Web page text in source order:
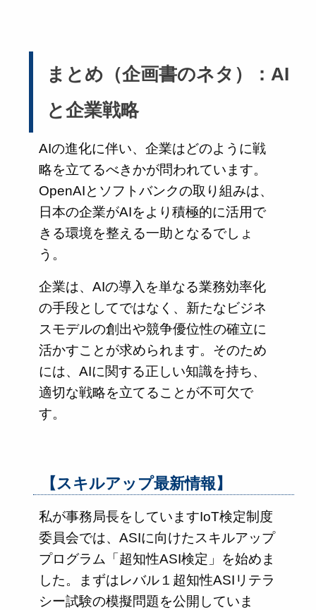
まとめ（企画書のネタ）：AI
と企業戦略
AIの進化に伴い、企業はどのように戦
略を立てるべきかが問われています。
OpenAIとソフトバンクの取り組みは、
日本の企業がAIをより積極的に活用で
きる環境を整える一助となるでしょ
う。
企業は、AIの導入を単なる業務効率化
の手段としてではなく、新たなビジネ
スモデルの創出や競争優位性の確立に
活かすことが求められます。そのため
には、AIに関する正しい知識を持ち、
適切な戦略を立てることが不可欠で
す。
【スキルアップ最新情報】
私が事務局長をしていますIoT検定制度
委員会では、ASIに向けたスキルアップ
プログラム「超知性ASI検定」を始めま
した。まずはレバル１超知性ASIリテラ
シー試験の模擬問題を公開していま